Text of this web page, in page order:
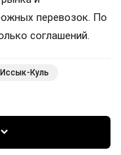
перевозок. По
соглашений.
Иссык-Куль